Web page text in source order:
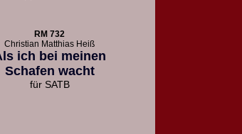
RM 732
Christian Matthias Heiß
ich bei meinen
Schafen wacht
für SATB